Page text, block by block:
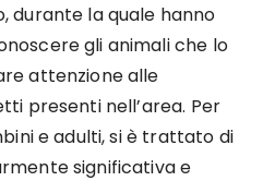
durante la quale hanno
gli animali che lo
attenzione alle
presenti nell’area. Per
e adulti, si è trattato di
significativa e